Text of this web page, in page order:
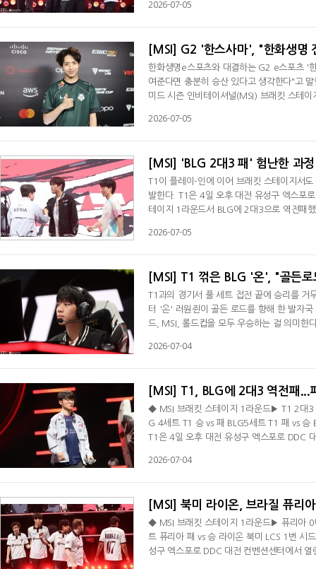
TES는 충격패를 당하며 탈락의 고배를 마
2026-07-05
[MSI] G2 '한스사마', "한화생명
한화생명e스포츠와 대결하는 G2 e스포츠 '
여준다면 충분히 승산 있다고 생각한다"고
미드 시즌 인비테이셔널(MSI) 브래킷 스테
서 4년 연속 MSI 참가 소감에 대해 "정말 기
2026-07-05
[MSI] 'BLG 2대3 패' 험난한 과
T1이 플레이-인에 이어 브래킷 스테이지서
발한다. T1은 4일 오후 대전 유성구 엑스포
테이지 1라운드서 BLG에 2대3으로 역전패
지만 마지막 5세트서 신들린 밴픽을 선보인
2026-07-05
[MSI] T1 꺾은 BLG '온', "골든
T1과의 경기서 풀 세트 접전 끝에 승리를 거
터 '온' 러원쥔이 골든 로드를 향해 한 발자
드, MSI, 롤드컵을 모두 우승하는 걸 의미한
서 라이온을 상대한다. 이날 5세트서 세라핀
2026-07-04
[MSI] T1, BLG에 2대3 역전패...
◆ MSI 브래킷 스테이지 1라운드▶ T1 2대3
G 4세트 T1 승 vs 패 BLG5세트 T1 패 vs 승
T1은 4일 오후 대전 유성구 엑스포로 DDC
는 승자 2라운드서 라이온을 상대한다. 1세
2026-07-04
[MSI] 북미 라이온, 브라질 퓨리
◆ MSI 브래킷 스테이지 1라운드▶ 퓨리아 0
트 퓨리아 패 vs 승 라이온 북미 LCS 1번 시
성구 엑스포로 DDC 대전 컨벤션센터에서